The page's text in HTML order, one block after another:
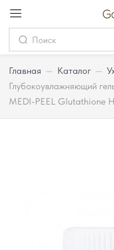
Главная — Каталог —
Глубокоувлажняющий
MEDI-PEEL Glutathione
Password